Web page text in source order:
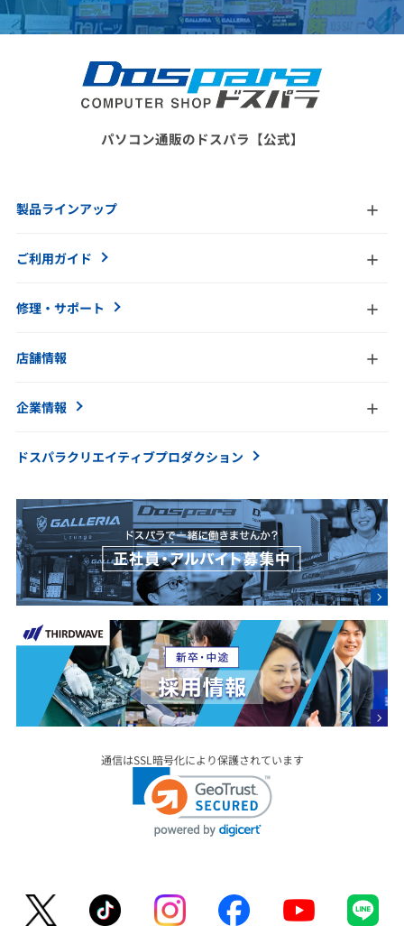
パソコン通販のドスパラ【公式】
製品ラインアップ
ご利用ガイド
修理・サポート
店舗情報
企業情報
ドスパラクリエイティブプロダクション
通信はSSL暗号化により保護されています